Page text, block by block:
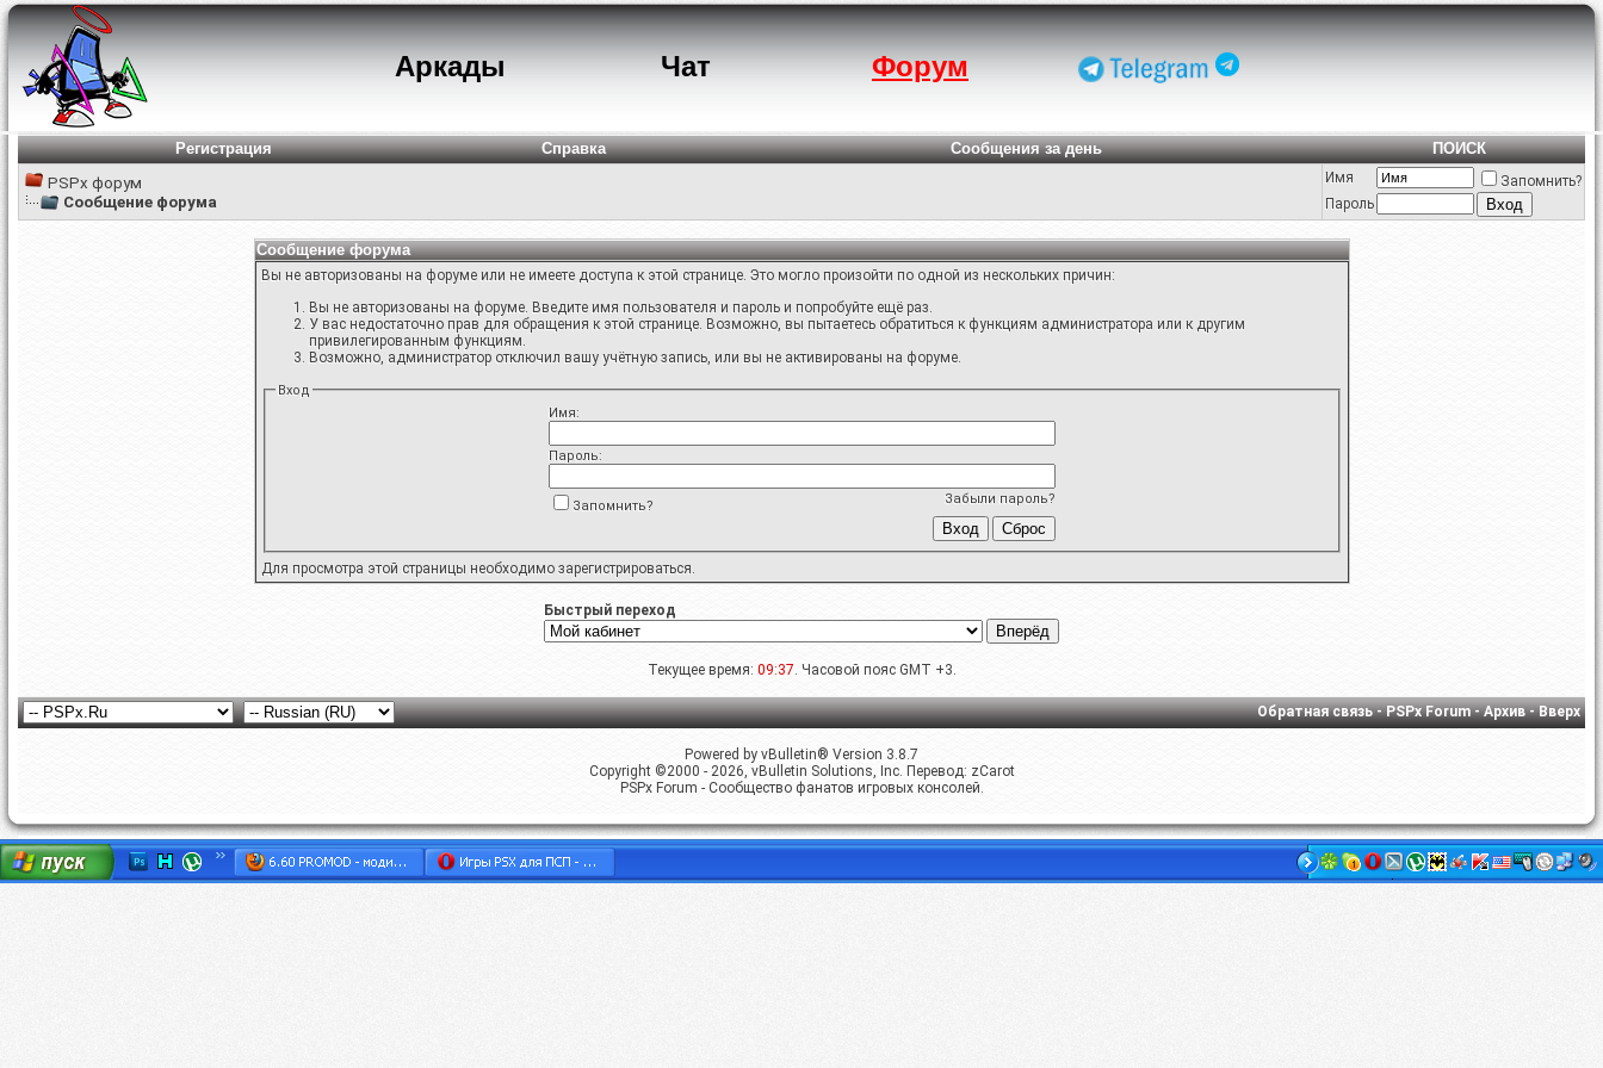
Аркады Чат Форум
Регистрация Справка Сообщения за день
ПОИСК
PSPx форум
Сообщение форума
Имя
Запомнить?
Пароль
Сообщение форума
Вы не авторизованы на форуме или не имеете доступа к этой странице. Это могло произойти по одной из нескольких причин:
Вы не авторизованы на форуме. Введите имя пользователя и пароль и попробуйте ещё раз.
У вас недостаточно прав для обращения к этой странице. Возможно, вы пытаетесь обратиться к функциям администратора или к другим
привилегированным функциям.
Возможно, администратор отключил вашу учётную запись, или вы не активированы на форуме.
Вход
Имя:
Пароль:
Забыли пароль?
Запомнить?
Для просмотра этой страницы необходимо зарегистрироваться.
Быстрый переход
Текущее время: 09:37. Часовой пояс GMT +3.
Обратная связь-PSPx Forum-Архив-Вверх
Powered by vBulletin® Version 3.8.7
Copyright ©2000 - 2026, vBulletin Solutions, Inc. Перевод: zCarot
PSPx Forum - Сообщество фанатов игровых консолей.